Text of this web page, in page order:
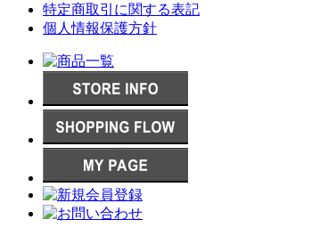
特定商取引に関する表記
個人情報保護方針